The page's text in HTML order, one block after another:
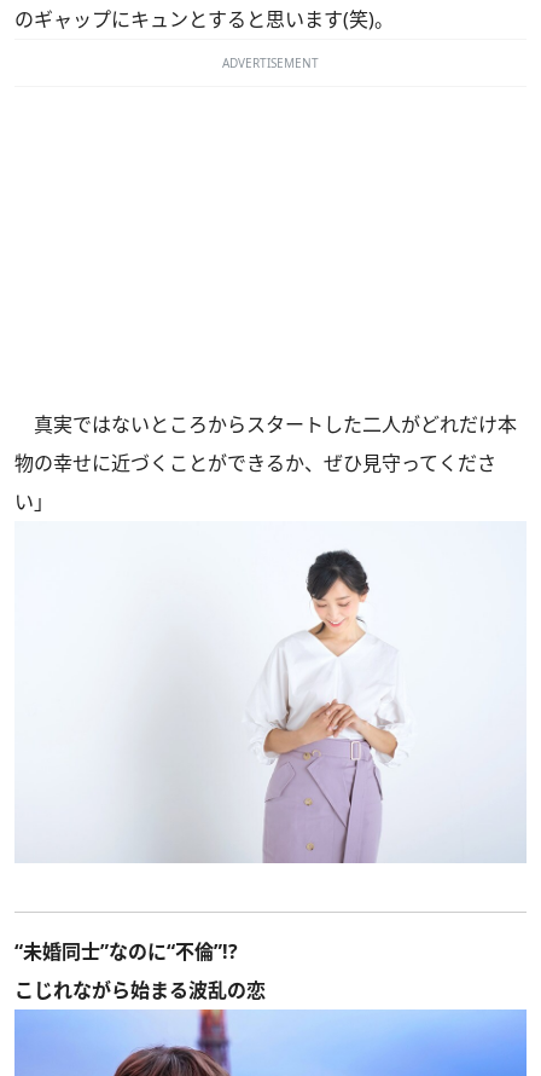
のギャップにキュンとすると思います(笑)。
ADVERTISEMENT
真実ではないところからスタートした二人がどれだけ本
物の幸せに近づくことができるか、ぜひ見守ってくださ
い」
“未婚同士”なのに“不倫”!?
こじれながら始まる波乱の恋